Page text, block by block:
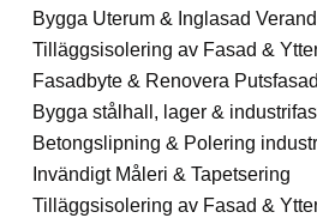
Bygga Uterum & Inglasad
Tilläggsisolering av Fasad &
Fasadbyte & Renovera Putsfasad
Bygga stålhall, lager &
Betongslipning & Polering
Invändigt Måleri & Tapetsering
Tilläggsisolering av Fasad &